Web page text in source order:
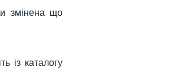
змінена що
із каталогу